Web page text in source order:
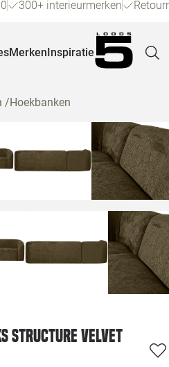
300+ interieurmerken
MerkenInspiratie
/Hoekbanken
structure velvet